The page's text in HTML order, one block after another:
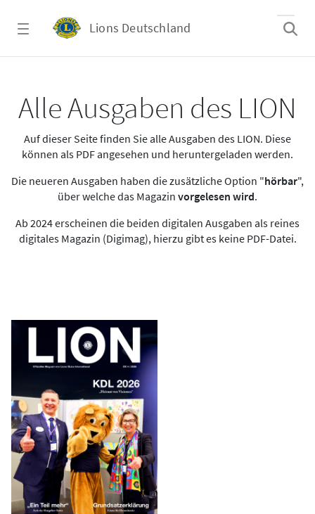
Lions Deutschland
Alle Ausgaben des LION
Auf dieser Seite finden Sie alle Ausgaben des LION. Diese
können als PDF angesehen und heruntergeladen werden.
Die neueren Ausgaben haben die zusätzliche Option "hörbar",
über welche das Magazin vorgelesen wird.
Ab 2024 erscheinen die beiden digitalen Ausgaben als reines
digitales Magazin (Digimag), hierzu gibt es keine PDF-Datei.